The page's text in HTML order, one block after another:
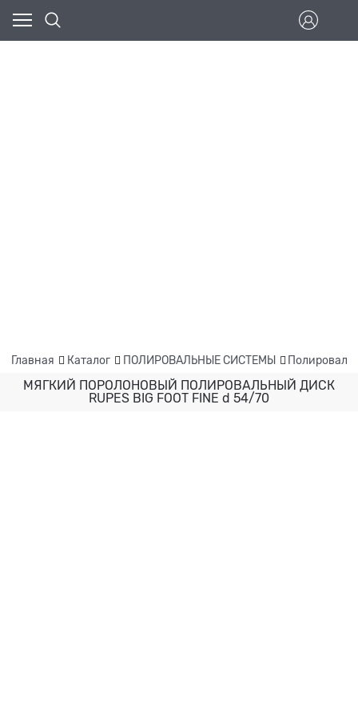
Главная Каталог ПОЛИРОВАЛЬНЫЕ СИСТЕМЫ
МЯГКИЙ ПОРОЛОНОВЫЙ ПОЛИРОВАЛЬНЫЙ ДИСК
RUPES BIG FOOT FINE d 54/70